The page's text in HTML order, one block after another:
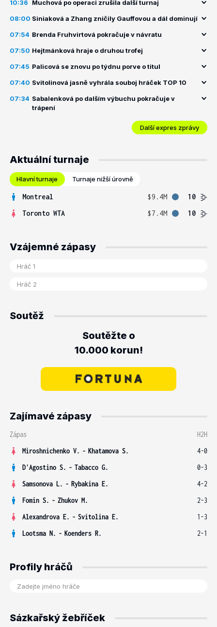
10:36 Muchová po operaci zrušila další turnaj
08:00 Siniaková a Zhang zničily Gauffovou a dál dominují
07:54 Brenda Fruhvirtová pokračuje v návratu
07:50 Hejtmánková hraje o druhou trofej
07:45 Palicová se znovu po týdnu porve o titul
07:40 Svitolinová jasně vyhrála souboj hráček TOP 10
07:34 Sabalenková po dalším výbuchu pokračuje v
trápení
Další expres zprávy
Aktuální turnaje
Hlavní turnaje Turnaje nižší úrovně
Montreal $9.4M
10
Toronto WTA
$7.4M 10
Vzájemné zápasy
Soutěž
Soutěžte o
10.000 korun!
Zajímavé zápasy
Zápas
H2H
Miroshnichenko V. - Khatamova S.
4-0
D'Agostino S. - Tabacco G.
0-3
Samsonova L. - Rybakina E.
4-2
Fomin S. - Zhukov M.
2-3
Alexandrova E. - Svitolina E.
1-3
Lootsma N. - Koenders R. 2-1
Profily hráčů
Sázkařský žebříček